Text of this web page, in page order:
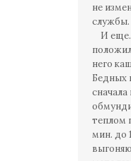
не
службы.
И еще.
него
Бедных
теплом
мин. до